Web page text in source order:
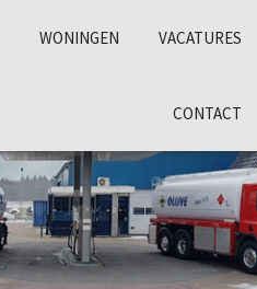
WONINGEN VACATURES
CONTACT